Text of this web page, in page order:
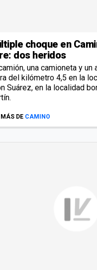
choque en
dos heridos
una camioneta y
del kilómetro 4,5 en la
Suárez, en la localidad
DE CAMINO